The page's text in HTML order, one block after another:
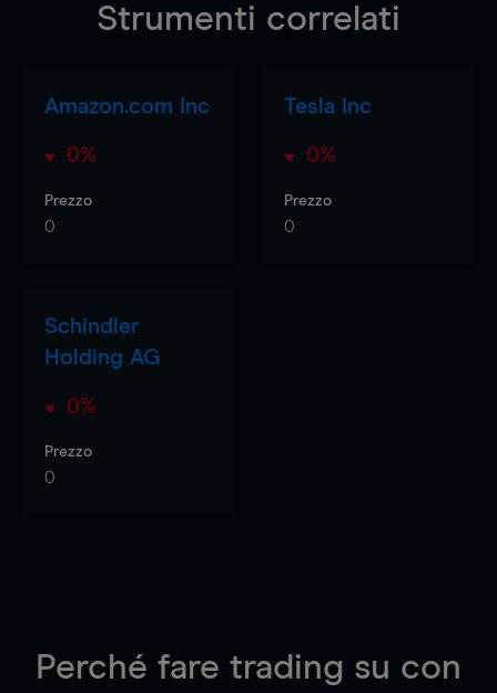
Strumenti correlati
Amazon.com Inc
0%
Prezzo
0
Tesla Inc
0%
Prezzo
0
Schindler
Holding AG
0%
Prezzo
0
Perché fare trading su con